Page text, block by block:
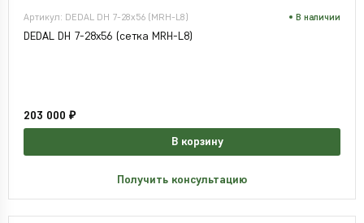
Артикул: DEDAL DH 7-28x56 (MRH-L8) В наличии
DEDAL DH 7-28x56 (сетка MRH-L8)
203 000 ₽
В корзину
Получить консультацию